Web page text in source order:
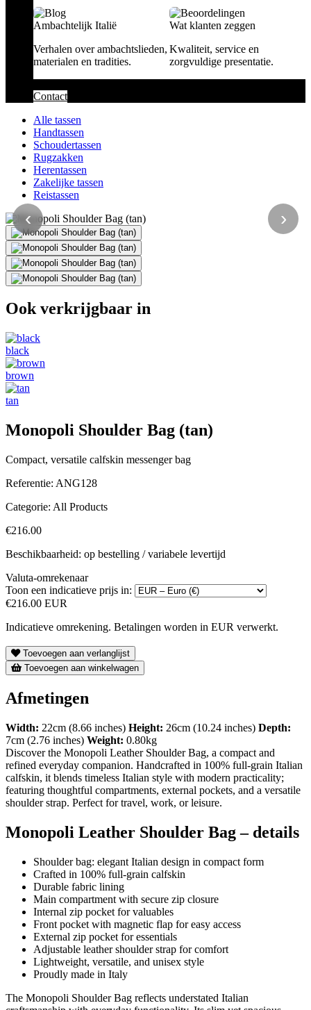
Ambachtelijk Italië
Verhalen over ambachtslieden,
materialen en tradities.
Wat klanten zeggen
Kwaliteit, service en
zorgvuldige presentatie.
Contact
Alle tassen
Handtassen
Schoudertassen
Rugzakken
Herentassen
Zakelijke tassen
Reistassen
‹ ›
Ook verkrijgbaar in
black
brown
tan
Monopoli Shoulder Bag (tan)
Compact, versatile calfskin messenger bag
Referentie: ANG128
Categorie: All Products
€216.00
Beschikbaarheid: op bestelling / variabele levertijd
Valuta-omrekenaar
Toon een indicatieve prijs in:
€216.00 EUR
Indicatieve omrekening. Betalingen worden in EUR verwerkt.
Toevoegen aan verlanglijst
Toevoegen aan winkelwagen
Afmetingen
Width: 22cm (8.66 inches) Height: 26cm (10.24 inches) Depth:
7cm (2.76 inches) Weight: 0.80kg
Discover the Monopoli Leather Shoulder Bag, a compact and
refined everyday companion. Handcrafted in 100% full-grain Italian
calfskin, it blends timeless Italian style with modern practicality;
featuring thoughtful compartments, external pockets, and a versatile
shoulder strap. Perfect for travel, work, or leisure.
Monopoli Leather Shoulder Bag – details
Shoulder bag: elegant Italian design in compact form
Crafted in 100% full-grain calfskin
Durable fabric lining
Main compartment with secure zip closure
Internal zip pocket for valuables
Front pocket with magnetic flap for easy access
External zip pocket for essentials
Adjustable leather shoulder strap for comfort
Lightweight, versatile, and unisex style
Proudly made in Italy
The Monopoli Shoulder Bag reflects understated Italian